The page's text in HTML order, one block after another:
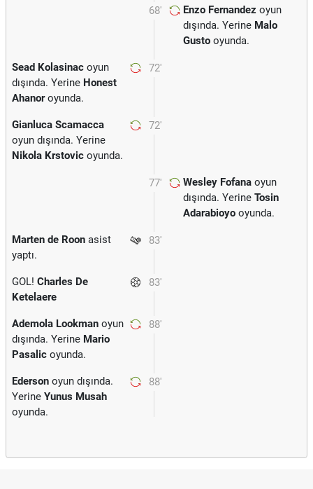
68' Enzo Fernandez oyun
dışında. Yerine Malo
Gusto oyunda.
72'
Sead Kolasinac oyun
dışında. Yerine Honest
Ahanoroyunda.
72'
Gianluca Scamacca
oyun dışında. Yerine
Nikola Krstovic oyunda.
77' Wesley Fofana oyun
dışında. Yerine Tosin
Adarabioyo oyunda.
83'
Marten de Roon asist
yaptı.
83'
GOL! Charles De
Ketelaere
88'
Ademola Lookman oyun
dışında. Yerine Mario
Pasalic oyunda.
88'
Ederson oyun dışında.
Yerine Yunus Musah
oyunda.